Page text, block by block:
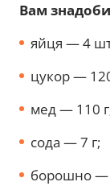
Вам
яйця — 4
цукор —
мед — 110
сода — 7 г;
борошно —